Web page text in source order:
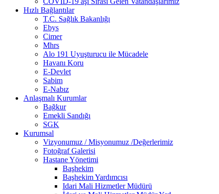
Hızlı Bağlantılar
T.C. Sağlık Bakanlığı
Ebys
Cimer
Mhrs
Alo 191 Uyuşturucu ile Mücadele
Havanı Koru
E-Devlet
Sabim
E-Nabız
Anlaşmalı Kurumlar
Bağkur
Emekli Sandığı
SGK
Kurumsal
Vizyonumuz / Misyonumuz /Değerlerimiz
Fotoğraf Galerisi
Hastane Yönetimi
Başhekim
Başhekim Yardımcısı
Idari Mali Hizmetler Müdürü